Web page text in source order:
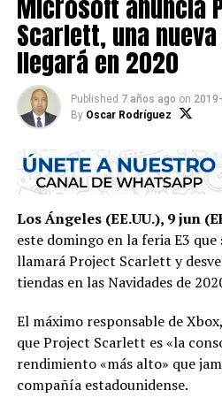
Scarlett, una
llegará en 2020
Published 7 años ago on
By Oscar Rodríguez
Los Ángeles (EE.UU.), 9 jun
este domingo en la feria E3 que
llamará Project Scarlett y
tiendas en las Navidades de
El máximo responsable de
que Project Scarlett es «la
rendimiento «más alto» que
compañía estadounidense.